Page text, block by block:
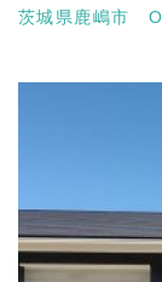
茨城県鹿嶋市